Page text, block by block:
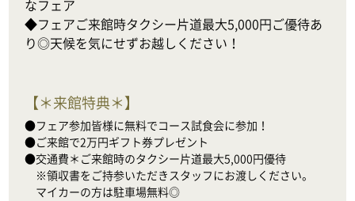
なフェア
◆フェアご来館時タクシー片道最大5,000円ご優待あ
り◎天候を気にせずお越しください！
【＊来館特典＊】
●フェア参加皆様に無料でコース試食会に参加！
●ご来館で2万円ギフト券プレゼント
●交通費＊ご来館時のタクシー片道最大5,000円優待
※領収書をご持参いただきスタッフにお渡しください。
マイカーの方は駐車場無料◎